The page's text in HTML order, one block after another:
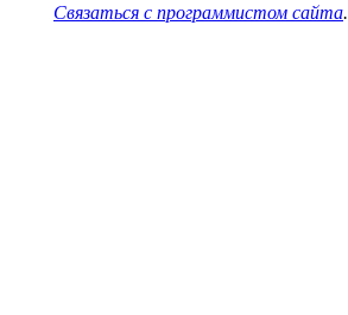
Связаться с программистом сайта.